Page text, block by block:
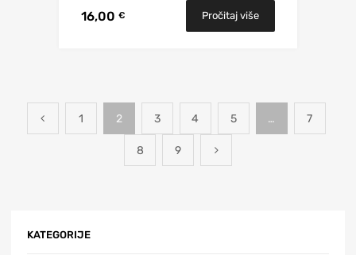
16,00 € Pročitaj više
1 2 3 4 5 … 7
8 9
KATEGORIJE